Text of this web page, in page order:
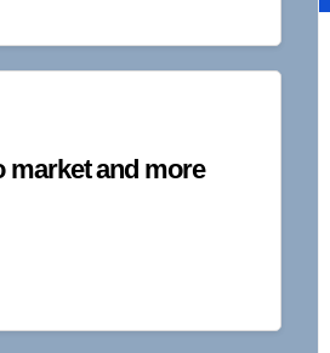
market and more